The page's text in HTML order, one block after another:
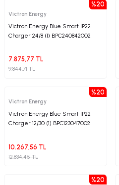
%20
Victron Energy
Victron Energy Blue Smart IP22
Charger 24/8 (1) BPC240842002
7.875,77 TL
9.844,71 TL
%20
Victron Energy
Victron Energy Blue Smart IP22
Charger 12/30 (1) BPC123047002
10.267,56 TL
12.834,45 TL
%20